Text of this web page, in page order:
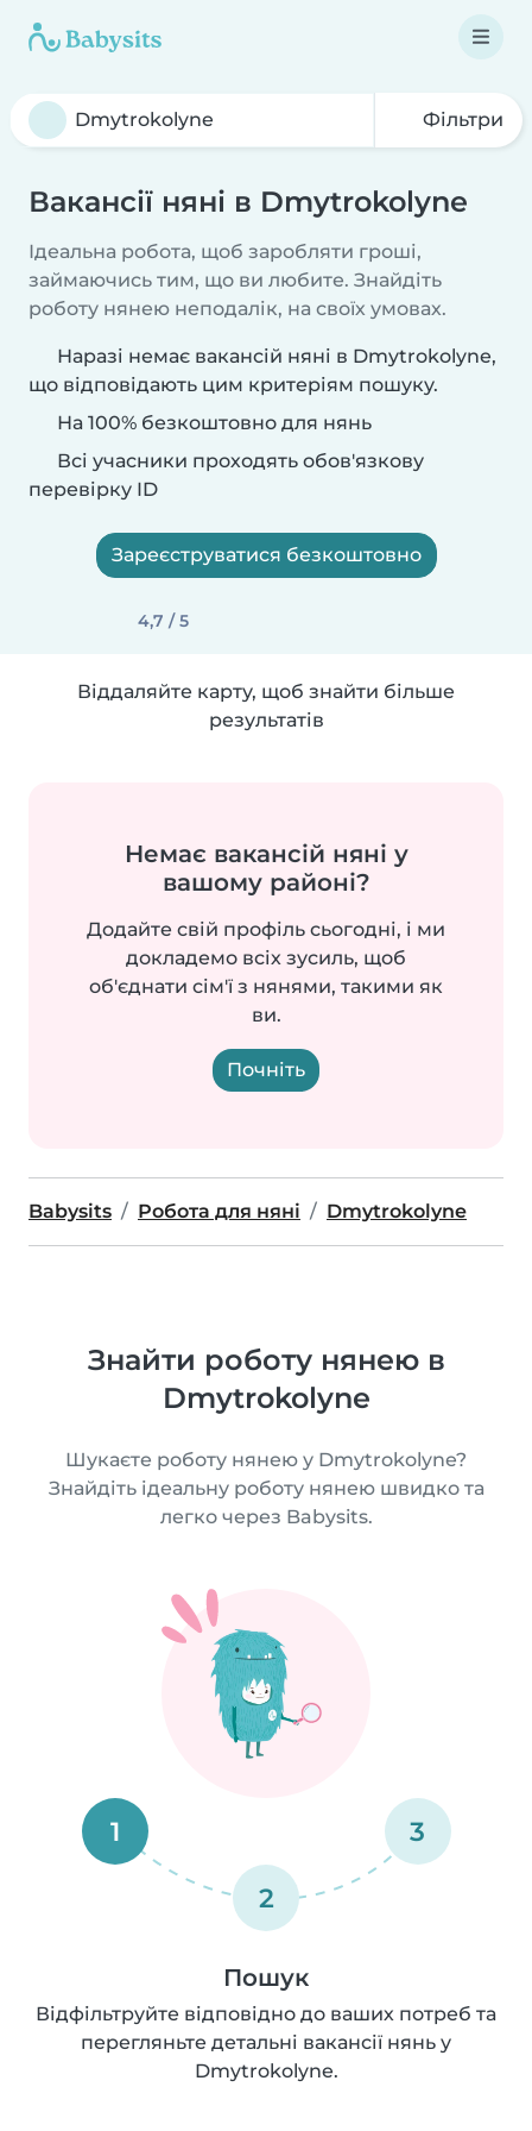
Фільтри
Вакансії няні в Dmytrokolyne
Ідеальна робота, щоб заробляти гроші,
займаючись тим, що ви любите. Знайдіть
роботу нянею неподалік, на своїх умовах.
Наразі немає вакансій няні в Dmytrokolyne,
що відповідають цим критеріям пошуку.
На 100% безкоштовно для нянь
Всі учасники проходять обов'язкову
перевірку ID
Зареєструватися безкоштовно
4,7 / 5
Віддаляйте карту, щоб знайти більше
результатів
Немає вакансій няні у
вашому районі?
Додайте свій профіль сьогодні, і ми
докладемо всіх зусиль, щоб
об'єднати сім'ї з нянями, такими як
ви.
Почніть
Babysits Робота для няні Dmytrokolyne
Знайти роботу нянею в
Dmytrokolyne
Шукаєте роботу нянею у Dmytrokolyne?
Знайдіть ідеальну роботу нянею швидко та
легко через Babysits.
1
2
3
Пошук
Відфільтруйте відповідно до ваших потреб та
перегляньте детальні вакансії нянь у
Dmytrokolyne.